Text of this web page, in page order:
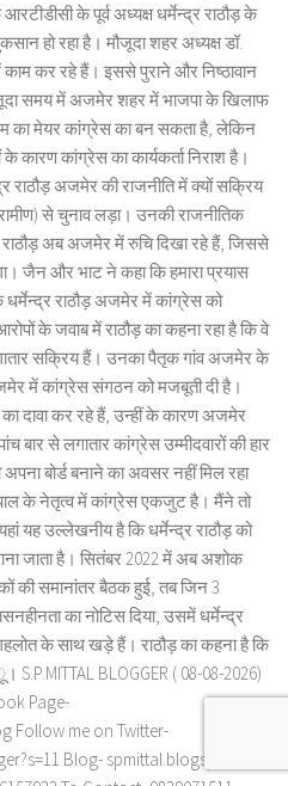
के पूर्व अध्यक्ष धर्मेन्द्र राठौड़ के
हो रहा है। मौजूदा शहर अध्यक्ष डॉ.
काम कर रहे हैं। इससे पुराने और निष्ठावान
समय में अजमेर शहर में भाजपा के खिलाफ
का मेयर कांग्रेस का बन सकता है, लेकिन
के कारण कांग्रेस का कार्यकर्ता निराश है।
अजमेर की राजनीति में क्यों सक्रिय
से चुनाव लड़ा। उनकी राजनीतिक
राठौड़ अब अजमेर में रुचि दिखा रहे हैं, जिससे
जैन और भाट ने कहा कि हमारा प्रयास
राठौड़ अजमेर में कांग्रेस को
के जवाब में राठौड़ का कहना रहा है कि वे
सक्रिय हैं। उनका पैतृक गांव अजमेर के
में कांग्रेस संगठन को मजबूती दी है।
दावा कर रहे हैं, उन्हीं के कारण अजमेर
बार से लगातार कांग्रेस उम्मीदवारों की हार
बोर्ड बनाने का अवसर नहीं मिल रहा
के नेतृत्व में कांग्रेस एकजुट है। मैंने तो
यह उल्लेखनीय है कि धर्मेन्द्र राठौड़ को
जाता है। सितंबर 2022 में अब अशोक
की समानांतर बैठक हुई, तब जिन 3
का नोटिस दिया, उसमें धर्मेन्द्र
के साथ खड़े हैं। राठौड़ का कहना है कि
BLOGGER ( 08-08-2026)
Page-
Follow me on Twitter-
Blog- spmittal.blogspot.com